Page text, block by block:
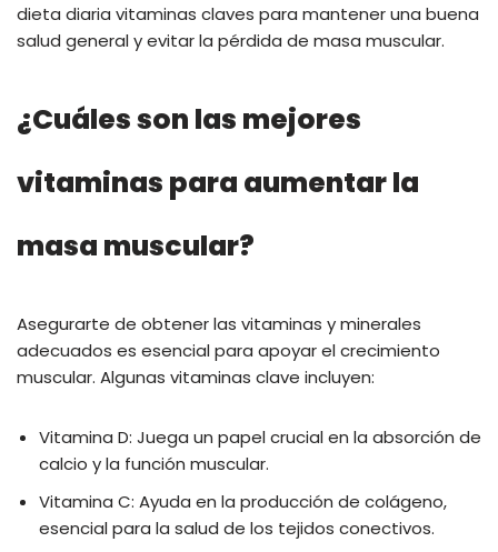
dieta diaria vitaminas claves para mantener una buena
salud general y evitar la pérdida de masa muscular.
¿Cuáles son las mejores
vitaminas para aumentar la
masa muscular?
Asegurarte de obtener las vitaminas y minerales
adecuados es esencial para apoyar el crecimiento
muscular. Algunas vitaminas clave incluyen:
Vitamina D: Juega un papel crucial en la absorción de
calcio y la función muscular.
Vitamina C: Ayuda en la producción de colágeno,
esencial para la salud de los tejidos conectivos.